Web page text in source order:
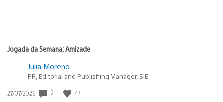
Jogada da Semana: Amizade
Julia Moreno
PR, Editorial and Publishing Manager, SIE
Data
27/07/2026 2 47